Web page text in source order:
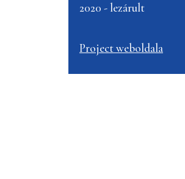
2020 - lezárult
Project weboldala